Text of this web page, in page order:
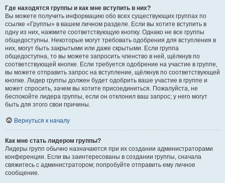
Где находятся группы и как мне вступить в них?
Вы можете получить информацию обо всех существующих группах по
ссылке «Группы» в вашем личном разделе. Если вы хотите вступить в
одну из них, нажмите соответствующую кнопку. Однако не все группы
общедоступны. Некоторые могут требовать одобрения для вступления в
них, могут быть закрытыми или даже скрытыми. Если группа
общедоступна, то вы можете запросить членство в ней, щёлкнув по
соответствующей кнопке. Если требуется одобрение на участие в группе,
вы можете отправить запрос на вступление, щёлкнув по соответствующей
кнопке. Лидер группы должен будет одобрить ваше участие в группе и
может спросить, зачем вы хотите присоединиться. Пожалуйста, не
беспокойте лидера группы, если он отклонил ваш запрос; у него могут
быть для этого свои причины.
Вернуться к началу
Как мне стать лидером группы?
Лидеры групп обычно назначаются при их создании администраторами
конференции. Если вы заинтересованы в создании группы, сначала
свяжитесь с администратором; попробуйте отправить ему личное
сообщение.